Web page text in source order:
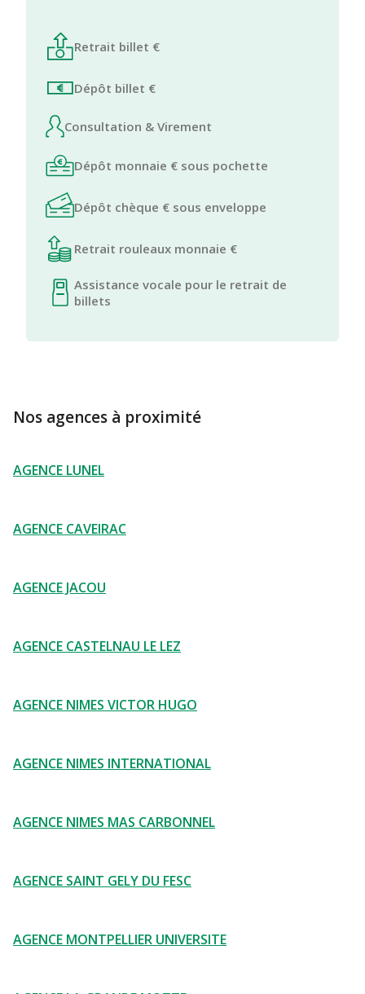
Retrait billet €
Dépôt billet €
Consultation & Virement
Dépôt monnaie € sous pochette
Dépôt chèque € sous enveloppe
Retrait rouleaux monnaie €
Assistance vocale pour le retrait de
billets
Nos agences à proximité
AGENCE LUNEL
AGENCE CAVEIRAC
AGENCE JACOU
AGENCE CASTELNAU LE LEZ
AGENCE NIMES VICTOR HUGO
AGENCE NIMES INTERNATIONAL
AGENCE NIMES MAS CARBONNEL
AGENCE SAINT GELY DU FESC
AGENCE MONTPELLIER UNIVERSITE